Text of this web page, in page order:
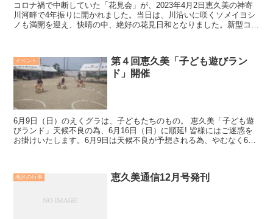
コロナ禍で中断していた「花見会」が、2023年4月2日恵久美の神寄
川河畔で4年振りに開かれました。当日は、川沿いに咲くソメイヨシ
ノも満開を迎え、快晴の中、絶好の花見日和となりました。新型コロ
イベント
第４回恵久美「子ども遊びラン
ド」開催
6月9日（日）のえくグラは、子どもたちのもの。 恵久美「子ども遊
びランド」天候不良の為、6月16日（日）に順延! 皆様にはご迷惑を
お掛けいたします。6月9日は天候不良が予想される為、やむなく6月
地区の行事 恵久美通信12月号発刊